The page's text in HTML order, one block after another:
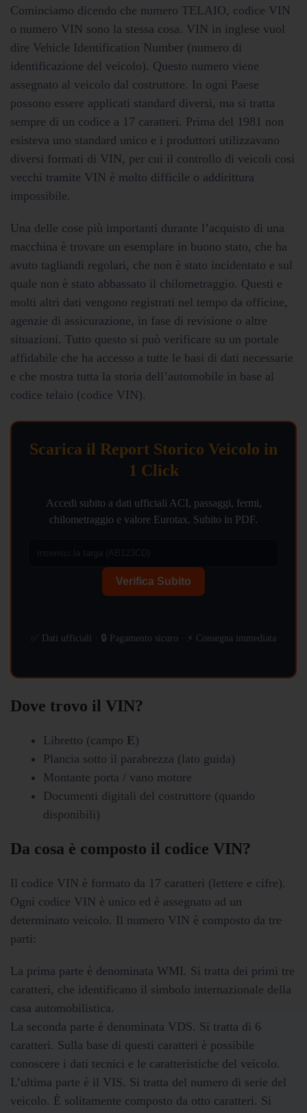
Cominciamo dicendo che numero TELAIO, codice VIN
o numero VIN sono la stessa cosa. VIN in inglese vuol
dire Vehicle Identification Number (numero di
identificazione del veicolo). Questo numero viene
assegnato al veicolo dal costruttore. In ogni Paese
possono essere applicati standard diversi, ma si tratta
sempre di un codice a 17 caratteri. Prima del 1981 non
esisteva uno standard unico e i produttori utilizzavano
diversi formati di VIN, per cui il controllo di veicoli cosi
vecchi tramite VIN è molto difficile o addirittura
impossibile.
Una delle cose più importanti durante l’acquisto di una
macchina è trovare un esemplare in buono stato, che ha
avuto tagliandi regolari, che non è stato incidentato e sul
quale non è stato abbassato il chilometraggio. Questi e
molti altri dati vengono registrati nel tempo da officine,
agenzie di assicurazione, in fase di revisione o altre
situazioni. Tutto questo si può verificare su un portale
affidabile che ha accesso a tutte le basi di dati necessarie
e che mostra tutta la storia dell’automobile in base al
codice telaio (codice VIN).
Scarica il Report Storico Veicolo in
1 Click
Accedi subito a dati ufficiali ACI, passaggi, fermi,
chilometraggio e valore Eurotax. Subito in PDF.
Verifica Subito
✅ Dati ufficiali · 🔒 Pagamento sicuro · ⚡ Consegna immediata
Dove trovo il VIN?
Libretto (campo E)
Plancia sotto il parabrezza (lato guida)
Montante porta / vano motore
Documenti digitali del costruttore (quando
disponibili)
Da cosa è composto il codice VIN?
Il codice VIN è formato da 17 caratteri (lettere e cifre).
Ogni codice VIN è unico ed è assegnato ad un
determinato veicolo. Il numero VIN è composto da tre
parti:
La prima parte è denominata WMI. Si tratta dei primi tre
caratteri, che identificano il simbolo internazionale della
casa automobilistica.
La seconda parte è denominata VDS. Si tratta di 6
caratteri. Sulla base di questi caratteri è possibile
conoscere i dati tecnici e le caratteristiche del veicolo.
L’ultima parte è il VIS. Si tratta del numero di serie del
veicolo. È solitamente composto da otto caratteri. Si